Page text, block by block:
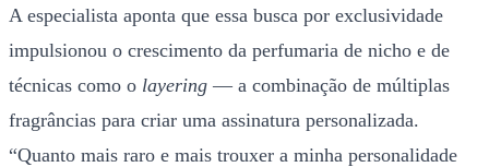
A especialista aponta que essa busca por exclusividade
impulsionou o crescimento da perfumaria de nicho e de
técnicas como o layering — a combinação de múltiplas
fragrâncias para criar uma assinatura personalizada.
“Quanto mais raro e mais trouxer a minha personalidade